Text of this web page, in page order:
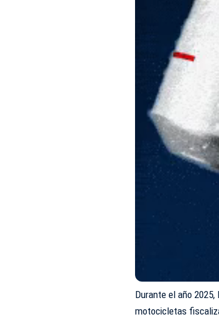
Durante el año
motocicletas